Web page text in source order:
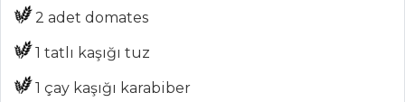
Ayran
İçecekler Tüm
2 adet domates
1 tatlı kaşığı tuz
1 çay kaşığı karabiber